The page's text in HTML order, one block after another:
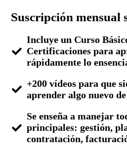
Suscripción mensual
Incluye un Curso
Certificaciones para
rápidamente lo
+200 vídeos para que
aprender algo nuevo
Se enseña a manejar
principales: gestión,
contratación,